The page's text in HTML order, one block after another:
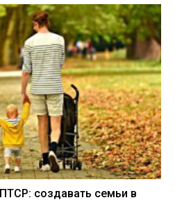
создавать семьи в